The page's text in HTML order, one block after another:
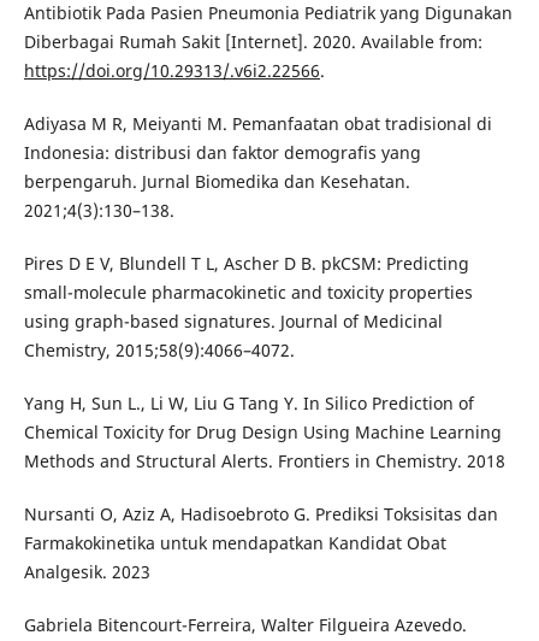
Antibiotik Pada Pasien Pneumonia Pediatrik yang Digunakan
Diberbagai Rumah Sakit [Internet]. 2020. Available from:
https://doi.org/10.29313/.v6i2.22566.
Adiyasa M R, Meiyanti M. Pemanfaatan obat tradisional di
Indonesia: distribusi dan faktor demografis yang
berpengaruh. Jurnal Biomedika dan Kesehatan.
2021;4(3):130–138.
Pires D E V, Blundell T L, Ascher D B. pkCSM: Predicting
small-molecule pharmacokinetic and toxicity properties
using graph-based signatures. Journal of Medicinal
Chemistry, 2015;58(9):4066–4072.
Yang H, Sun L., Li W, Liu G Tang Y. In Silico Prediction of
Chemical Toxicity for Drug Design Using Machine Learning
Methods and Structural Alerts. Frontiers in Chemistry. 2018
Nursanti O, Aziz A, Hadisoebroto G. Prediksi Toksisitas dan
Farmakokinetika untuk mendapatkan Kandidat Obat
Analgesik. 2023
Gabriela Bitencourt-Ferreira, Walter Filgueira Azevedo.